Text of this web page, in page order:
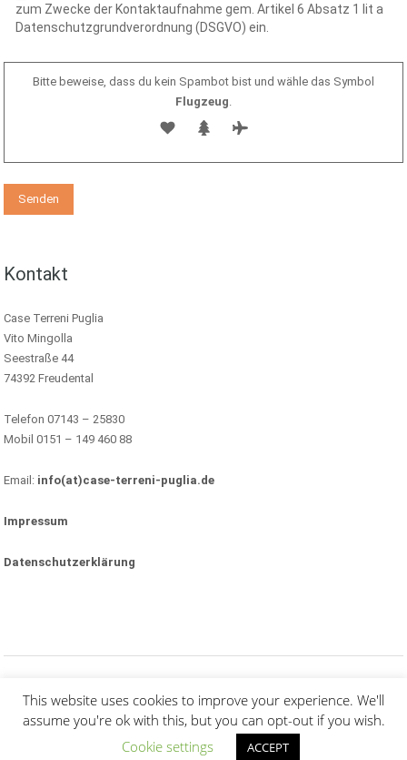
zum Zwecke der Kontaktaufnahme gem. Artikel 6 Absatz 1 lit a
Datenschutzgrundverordnung (DSGVO) ein.
Bitte beweise, dass du kein Spambot bist und wähle das Symbol
Flugzeug.
Kontakt
Case Terreni Puglia
Vito Mingolla
Seestraße 44
74392 Freudental
Telefon 07143 – 25830
Mobil 0151 – 149 460 88
Email: info(at)case-terreni-puglia.de
Impressum
Datenschutzerklärung
This website uses cookies to improve your experience. We'll
assume you're ok with this, but you can opt-out if you wish.
Cookie settings
ACCEPT